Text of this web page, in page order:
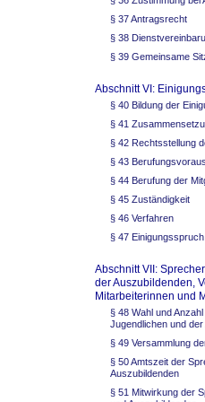
§ 37 Antragsrecht
§ 38
§ 39 Gemeinsame
Abschnitt VI:
§ 40 Bildung der
§ 41
§ 42 Rechtsstellung
§ 43
§ 44 Berufung der
§ 45 Zuständigkeit
§ 46 Verfahren
§ 47 Einigungsspruch
Abschnitt VII:
der Auszubildenden,
Mitarbeiterinnen und
§ 48 Wahl und
Jugendlichen und
§ 49 Versammlung
§ 50 Amtszeit der
Auszubildenden
§ 51 Mitwirkung der